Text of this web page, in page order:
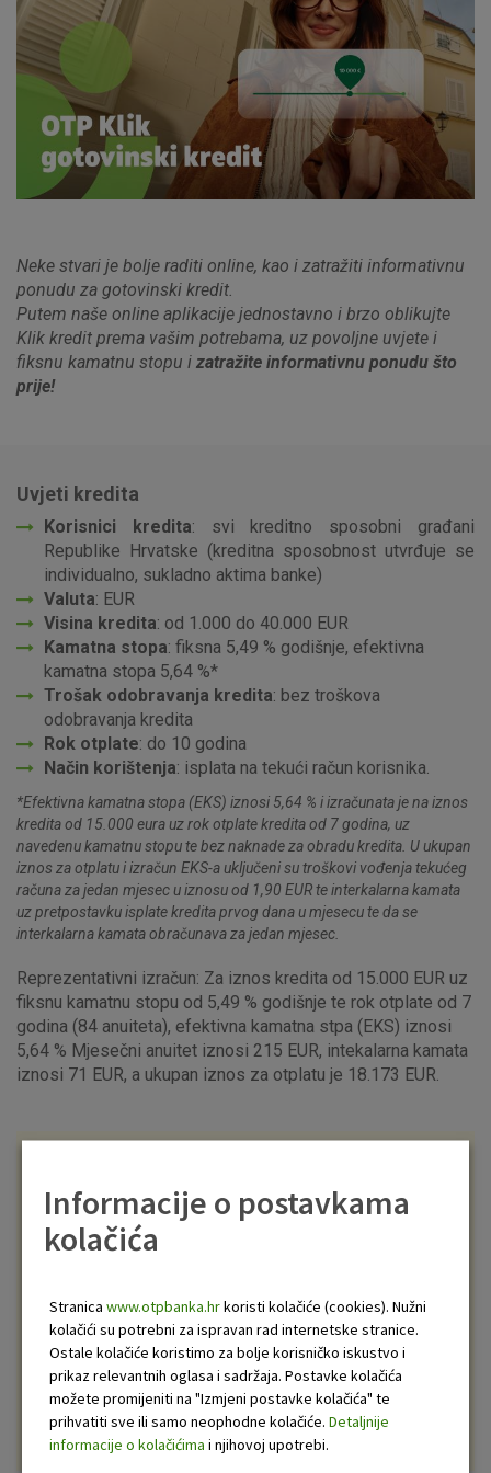
Neke stvari je bolje raditi online, kao i zatražiti informativnu
ponudu za gotovinski kredit.
Putem naše online aplikacije jednostavno i brzo oblikujte
Klik kredit prema vašim potrebama, uz povoljne uvjete i
fiksnu kamatnu stopu i zatražite informativnu ponudu što
prije!
Uvjeti kredita
Korisnici kredita: svi kreditno sposobni građani
Republike Hrvatske (kreditna sposobnost utvrđuje se
individualno, sukladno aktima banke)
Valuta: EUR
Visina kredita: od 1.000 do 40.000 EUR
Kamatna stopa: fiksna 5,49 % godišnje, efektivna
kamatna stopa 5,64 %*
Trošak odobravanja kredita: bez troškova
odobravanja kredita
Rok otplate: do 10 godina
Način korištenja: isplata na tekući račun korisnika.
*Efektivna kamatna stopa (EKS) iznosi 5,64 % i izračunata je na iznos
kredita od 15.000 eura uz rok otplate kredita od 7 godina, uz
navedenu kamatnu stopu te bez naknade za obradu kredita. U ukupan
iznos za otplatu i izračun EKS-a uključeni su troškovi vođenja tekućeg
računa za jedan mjesec u iznosu od 1,90 EUR te interkalarna kamata
uz pretpostavku isplate kredita prvog dana u mjesecu te da se
interkalarna kamata obračunava za jedan mjesec.
Reprezentativni izračun: Za iznos kredita od 15.000 EUR uz
fiksnu kamatnu stopu od 5,49 % godišnje te rok otplate od 7
godina (84 anuiteta), efektivna kamatna stpa (EKS) iznosi
5,64 % Mjesečni anuitet iznosi 215 EUR, intekalarna kamata
iznosi 71 EUR, a ukupan iznos za otplatu je 18.173 EUR.
PutemOTPgo aplikacije ili uslugeinternetskog
bankarstvaprovjerite imate li mogućnost
gotovinski kredit ugovoriti online, bez odlaska u
*Uz zadovoljavanje internih pravila OTP banke za
procjenu kreditne sposobnosti, dostupno klijentima
koji su zaposleni na neodređeno vrijeme i primaju
plaću na račun u OTP banci najmanje posljednjih
šest mjeseci.
Informacije o postavkama
kolačića
Stranica www.otpbanka.hrkoristi kolačiće (cookies). Nužni
kolačići su potrebni za ispravan rad internetske stranice.
Ostale kolačiće koristimo za bolje korisničko iskustvo i
prikaz relevantnih oglasa i sadržaja. Postavke kolačića
možete promijeniti na "Izmjeni postavke kolačića" te
prihvatiti sve ili samo neophodne kolačiće. Detaljnije
informacije o kolačićima i njihovoj upotrebi.